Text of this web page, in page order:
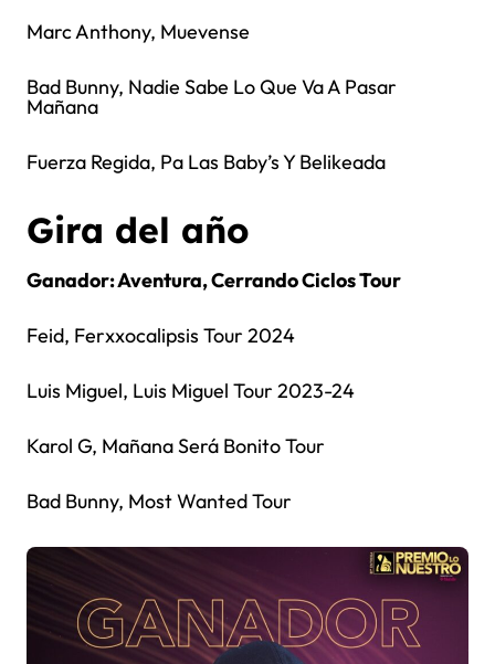
Marc Anthony, Muevense
Bad Bunny, Nadie Sabe Lo Que Va A Pasar
Mañana
Fuerza Regida, Pa Las Baby’s Y Belikeada
Gira del año
Ganador: Aventura, Cerrando Ciclos Tour
Feid, Ferxxocalipsis Tour 2024
Luis Miguel, Luis Miguel Tour 2023-24
Karol G, Mañana Será Bonito Tour
Bad Bunny, Most Wanted Tour